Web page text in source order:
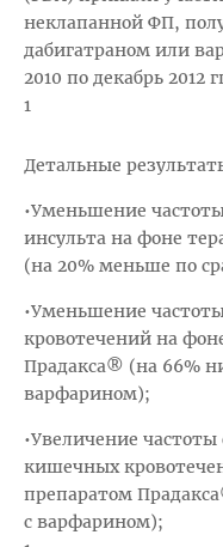
неклапанной ФП,
дабигатраном или
2010 по декабрь 2012
1
Детальные
•Уменьшение
инсульта на фоне
(на 20% меньше по
•Уменьшение
кровотечений на
Прадакса® (на 66%
варфарином);
•Увеличение
кишечных
препаратом
с варфарином);